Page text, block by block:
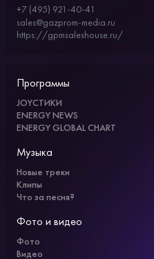
+7 (495) 921-40-41
sales@gazprom-media.ru
https://gpmsaleshouse.ru/
Программы
JOYСТИКИ
ENERGY NEWS
ENERGY GLOBAL CHART
Музыка
Новые треки
Клипы
Что за песня?
Фото и видео
Фото
Видео